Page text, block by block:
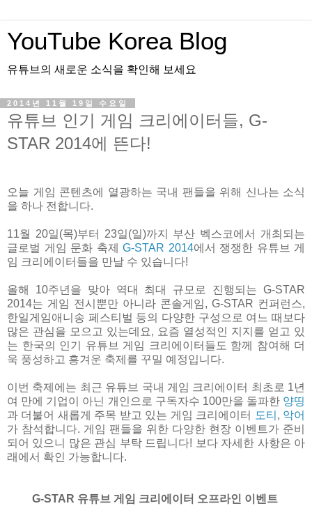
YouTube Korea Blog
유튜브의 새로운 소식을 확인해 보세요
2014년 11월 19일 수요일
유튜브 인기 게임 크리에이터들, G-
STAR 2014에 뜬다!
오늘 게임 콘텐츠에 열광하는 국내 팬들을 위해 신나는 소식
을 하나 전합니다.
11월 20일(목)부터 23일(일)까지 부산 벡스코에서 개최되는
글로벌 게임 문화 축제 G-STAR 2014에서 쟁쟁한 유튜브 게
임 크리에이터들을 만날 수 있습니다!
올해 10주년을 맞아 역대 최대 규모로 진행되는 G-STAR
2014는 게임 전시뿐만 아니라 콘솔게임, G-STAR 컨퍼런스,
한일게임애니송 페스티벌 등의 다양한 구성으로 여느 때보다
많은 관심을 모으고 있는데요, 요즘 열성적인 지지를 얻고 있
는 한국의 인기 유튜브 게임 크리에이터들도 함께 참여해 더
욱 풍성하고 흥겨운 축제를 꾸밀 예정입니다.
이번 축제에는 최근 유튜브 국내 게임 크리에이터 최초로 1년
여 만에 기업이 아닌 개인으로 구독자수 100만을 돌파한 양띵
과 더불어 새롭게 주목 받고 있는 게임 크리에이터
도티 , 악어
가 참석합니다. 게임 팬들을 위한 다양한 현장 이벤트가 준비
되어 있으니 많은 관심 부탁 드립니다! 보다 자세한 사항은 아
래에서 확인 가능합니다.
G-STAR 유튜브 게임 크리에이터 오프라인 이벤트